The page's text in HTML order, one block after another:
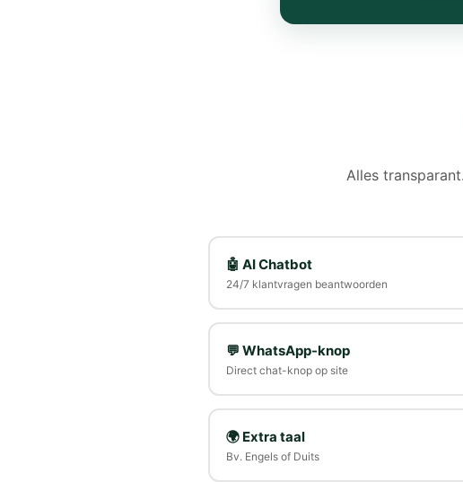
Alles
🤖 AI Chatbot
24/7 klantvragen beantwoorden
💬 WhatsApp-knop
Direct chat-knop op site
🌍 Extra taal
Bv. Engels of Duits